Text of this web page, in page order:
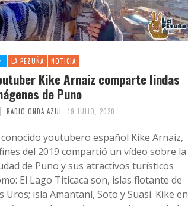
LA PEZUÑA NOTICIA
Kike Arnaiz comparte lindas
de Puno
RADIO ONDA AZUL 19 JULIO, 2020
conocido youtubero español Kike Arnaiz,
del 2019 compartió un vídeo sobre la
de Puno y sus atractivos turísticos
El Lago Titicaca son, islas flotante de
Uros; isla Amantaní, Soto y Suasi. Kike en